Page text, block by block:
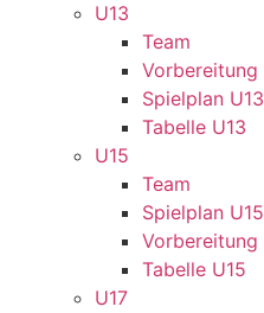
U13
Team
Vorbereitung
Spielplan U13
Tabelle U13
U15
Team
Spielplan U15
Vorbereitung
Tabelle U15
U17